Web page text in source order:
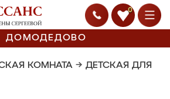
0
ДОМОДЕДОВО
КОМНАТА → ДЕТСКАЯ ДЛЯ